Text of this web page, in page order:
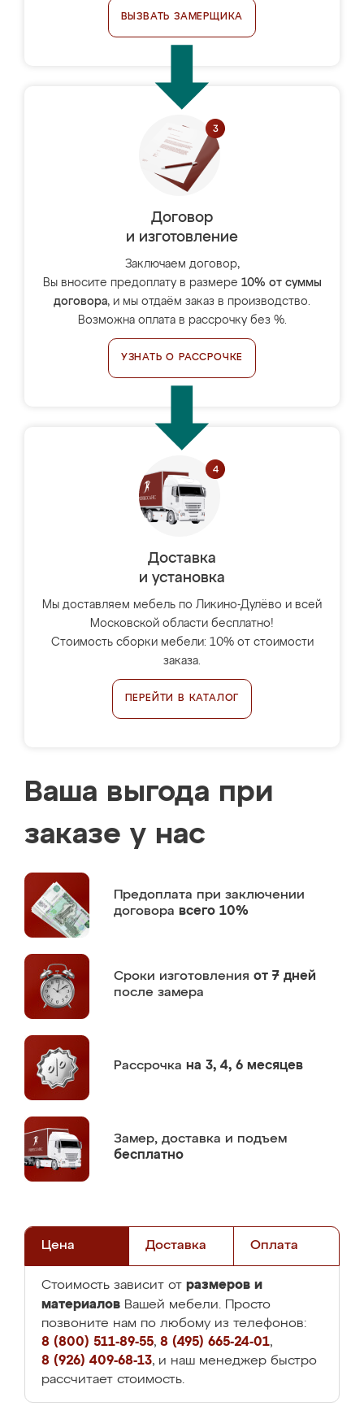
ВЫЗВАТЬ ЗАМЕРЩИКА
Договор
и изготовление
Заключаем договор,
Вы вносите предоплату в размере 10% от суммы
договора, и мы отдаём заказ в производство.
Возможна оплата в рассрочку без %.
УЗНАТЬ О РАССРОЧКЕ
Доставка
и установка
Мы доставляем мебель по Ликино-Дулёво и всей
Московской области бесплатно!
Стоимость сборки мебели: 10% от стоимости
заказа.
ПЕРЕЙТИ В КАТАЛОГ
Ваша выгода при
заказе у нас
Предоплата при заключении
договора всего 10%
Сроки изготовления от 7 дней
после замера
Рассрочка на 3, 4, 6 месяцев
Замер, доставка и подъем
бесплатно
Цена Доставка Оплата
Стоимость зависит от размеров и
материалов Вашей мебели. Просто
позвоните нам по любому из телефонов:
8 (800) 511-89-55, 8 (495) 665-24-01,
8 (926) 409-68-13, и наш менеджер быстро
рассчитает стоимость.